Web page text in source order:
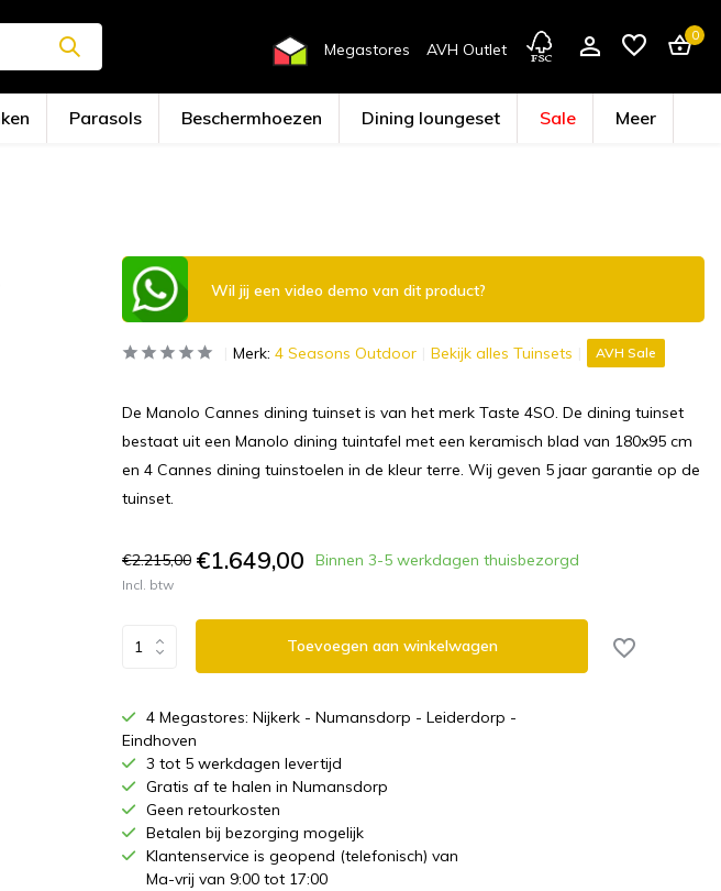
Megastores AVH Outlet
0
Parasols Beschermhoezen Dining loungeset Sale Meer
Wil jij een video demo van dit product?
Merk: 4 Seasons Outdoor Bekijk alles Tuinsets AVH Sale
De Manolo Cannes dining tuinset is van het merk Taste 4SO. De dining tuinset
bestaat uit een Manolo dining tuintafel met een keramisch blad van 180x95 cm
en 4 Cannes dining tuinstoelen in de kleur terre. Wij geven 5 jaar garantie op de
tuinset.
€2.215,00 €1.649,00 Binnen 3-5 werkdagen thuisbezorgd
Incl. btw
Toevoegen aan winkelwagen
4 Megastores: Nijkerk - Numansdorp - Leiderdorp -
Eindhoven
3 tot 5 werkdagen levertijd
Gratis af te halen in Numansdorp
Geen retourkosten
Betalen bij bezorging mogelijk
Klantenservice is geopend (telefonisch) van
Ma-vrij van 9:00 tot 17:00